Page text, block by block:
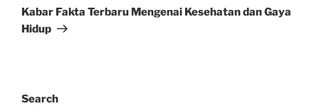
Post
Kabar Fakta Terbaru Mengenai Kesehatan dan Gaya
Hidup
Search